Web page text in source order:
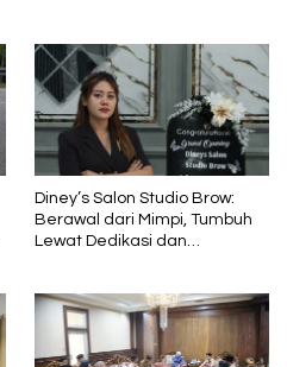
Diney’s Salon Studio Brow:
Berawal dari Mimpi, Tumbuh
Lewat Dedikasi dan